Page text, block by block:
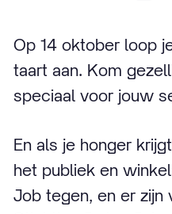
Op 14 oktober loop
taart aan. Kom
speciaal voor jouw
En als je honger
het publiek en
Job tegen, en er